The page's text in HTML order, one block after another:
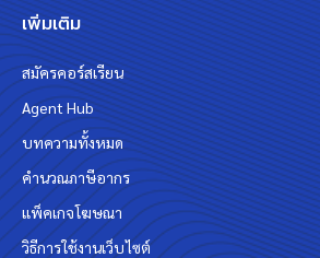
เพิ่มเติม
สมัครคอร์สเรียน
Agent Hub
บทความทั้งหมด
คำนวณภาษีอากร
แพ็คเกจโฆษณา
วิธีการใช้งานเว็บไซต์